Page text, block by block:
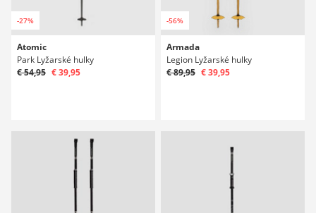
-27%
Atomic
Park Lyžarské hulky
€ 54,95 € 39,95
-56%
Armada
Legion Lyžarské hulky
€ 89,95 € 39,95